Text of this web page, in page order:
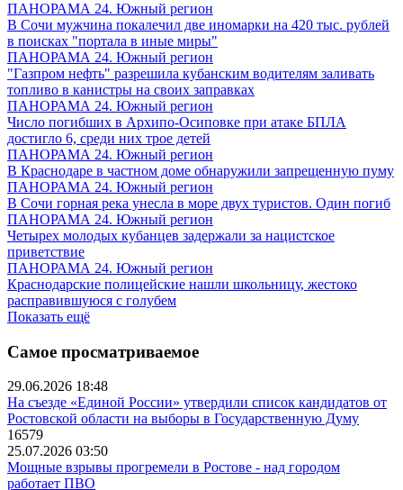
ПАНОРАМА 24. Южный регион
В Сочи мужчина покалечил две иномарки на 420 тыс. рублей
в поисках "портала в иные миры"
ПАНОРАМА 24. Южный регион
"Газпром нефть" разрешила кубанским водителям заливать
топливо в канистры на своих заправках
ПАНОРАМА 24. Южный регион
Число погибших в Архипо-Осиповке при атаке БПЛА
достигло 6, среди них трое детей
ПАНОРАМА 24. Южный регион
В Краснодаре в частном доме обнаружили запрещенную пуму
ПАНОРАМА 24. Южный регион
В Сочи горная река унесла в море двух туристов. Один погиб
ПАНОРАМА 24. Южный регион
Четырех молодых кубанцев задержали за нацистское
приветствие
ПАНОРАМА 24. Южный регион
Краснодарские полицейские нашли школьницу, жестоко
расправившуюся с голубем
Показать ещё
Самое просматриваемое
29.06.2026 18:48
На съезде «Единой России» утвердили список кандидатов от
Ростовской области на выборы в Государственную Думу
16579
25.07.2026 03:50
Мощные взрывы прогремели в Ростове - над городом
работает ПВО